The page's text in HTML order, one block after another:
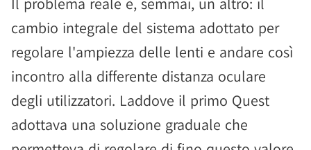
cambio integrale del sistema adottato per
regolare l'ampiezza delle lenti e andare così
incontro alla differente distanza oculare
degli utilizzatori. Laddove il primo Quest
adottava una soluzione graduale che